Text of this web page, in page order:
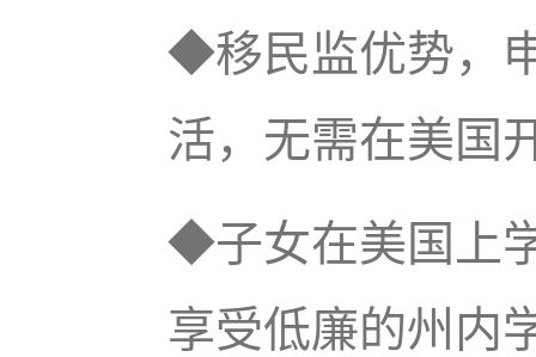
◆移民监优势，
活，无需在美
◆子女在美国上
享受低廉的州内